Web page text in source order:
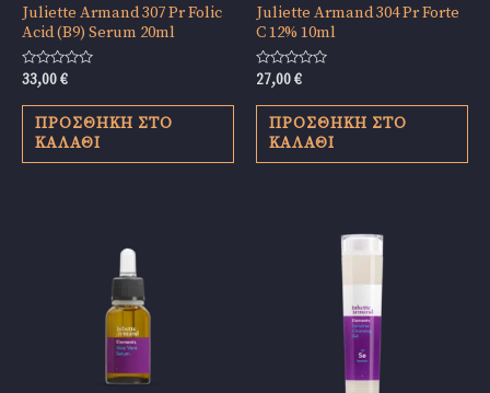
Juliette Armand 307 Pr Folic
Acid (B9) Serum 20ml
Βαθμολογήθηκε
0
από
33,00€
ΠΡΟΣΘΉΚΗ ΣΤΟ
ΚΑΛΆΘΙ
Juliette Armand 304 Pr Forte
C 12% 10ml
Βαθμολογήθηκε
0
από
27,00€
ΠΡΟΣΘΉΚΗ ΣΤΟ
ΚΑΛΆΘΙ